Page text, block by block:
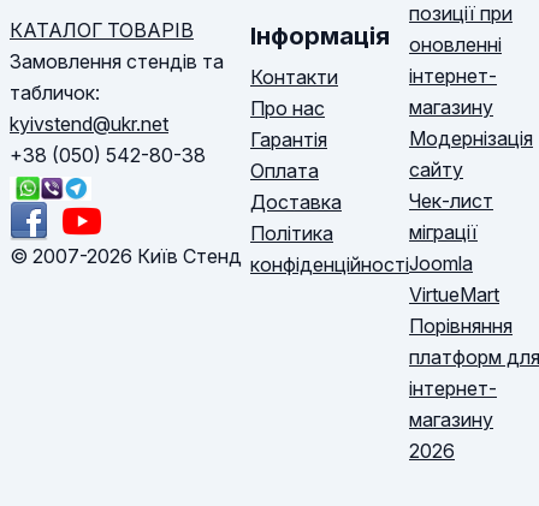
КАТАЛОГ ТОВАРІВ
Замовлення стендів та
табличок:
kyivstend@ukr.net
+38 (050) 542-80-38
© 2007-2026 Київ Стенд
Інформація
Контакти
Про нас
Гарантія
Оплата
Доставка
Політика
конфіденційності
позиції при
оновленні
інтернет-
магазину
Модернізація
сайту
Чек-лист
міграції
Joomla
VirtueMart
Порівняння
платформ для
інтернет-
магазину
2026